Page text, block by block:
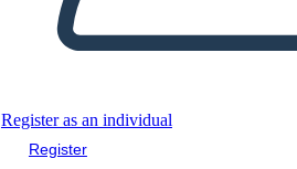
Register as an individual
Register